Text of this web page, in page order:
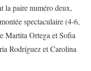
la paire numéro deux,
spectaculaire (4-6,
Martita Ortega et Sofia
Rodríguez et Carolina